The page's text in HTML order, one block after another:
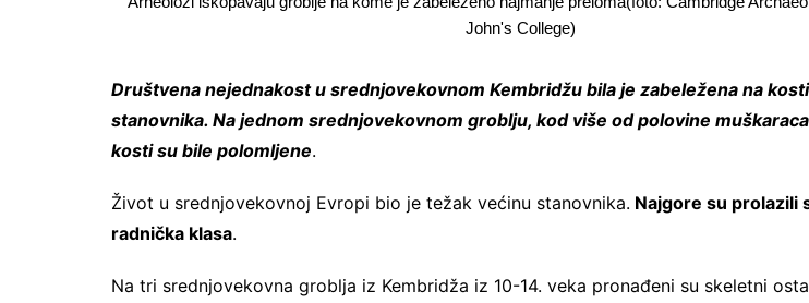
John's College)
Društvena nejednakost u srednjovekovnom Kembridžu bila je zabeležena na
stanovnika. Na jednom srednjovekovnom groblju, kod više od polovine
kosti su bile polomljene.
Život u srednjovekovnoj Evropi bio je težak većinu stanovnika. Najgore su prolazili
radnička klasa.
Na tri srednjovekovna groblja iz Kembridža iz 10-14. veka pronađeni su skeletni